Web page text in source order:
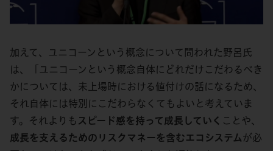
加えて、ユニコーンという概念について問われた野呂氏
は、「ユニコーンという概念自体にどれだけこだわるべき
かについては、未上場時における値付けの話になるため、
それ自体には特別にこだわらなくてもよいと考えていま
す。それよりも スピード感を持って成長していく ことや、
成長を支えるためのリスクマネーを含むエコシステム が必